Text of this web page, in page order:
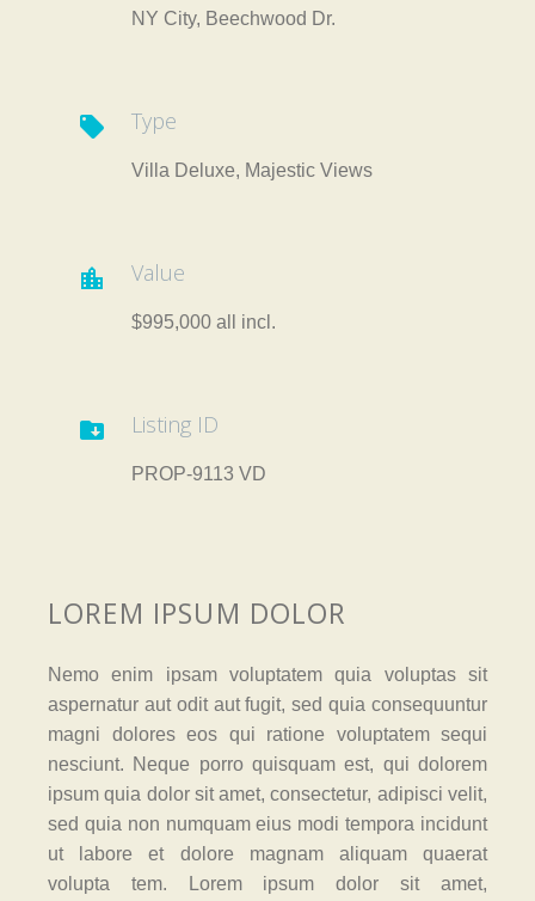
NY City, Beechwood Dr.
 Type
Villa Deluxe, Majestic Views
 Value
$995,000 all incl.
 Listing ID
PROP-9113 VD
LOREM IPSUM DOLOR
Nemo enim ipsam voluptatem quia voluptas sit
aspernatur aut odit aut fugit, sed quia consequuntur
magni dolores eos qui ratione voluptatem sequi
nesciunt. Neque porro quisquam est, qui dolorem
ipsum quia dolor sit amet, consectetur, adipisci velit,
sed quia non numquam eius modi tempora incidunt
ut labore et dolore magnam aliquam quaerat
volupta tem. Lorem ipsum dolor sit amet,